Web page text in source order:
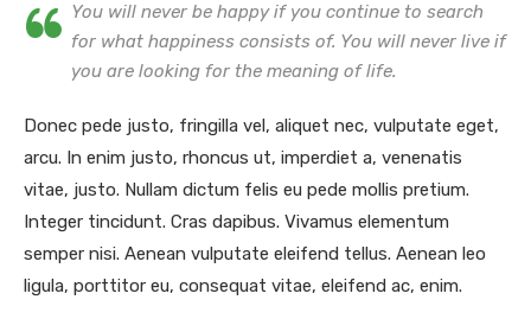
You will never be happy if you continue to search
for what happiness consists of. You will never live if
you are looking for the meaning of life.
Donec pede justo, fringilla vel, aliquet nec, vulputate eget,
arcu. In enim justo, rhoncus ut, imperdiet a, venenatis
vitae, justo. Nullam dictum felis eu pede mollis pretium.
Integer tincidunt. Cras dapibus. Vivamus elementum
semper nisi. Aenean vulputate eleifend tellus. Aenean leo
ligula, porttitor eu, consequat vitae, eleifend ac, enim.